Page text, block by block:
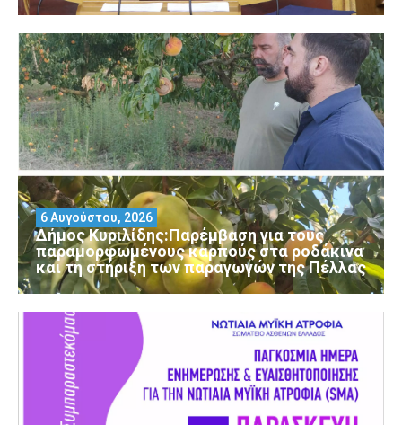
Δήμος Κυριλίδης:Παρέμβαση για τους
παραμορφωμένους καρπούς στα ροδάκινα
και τη στήριξη των παραγωγών της Πέλλας
6 Αυγούστου, 2026